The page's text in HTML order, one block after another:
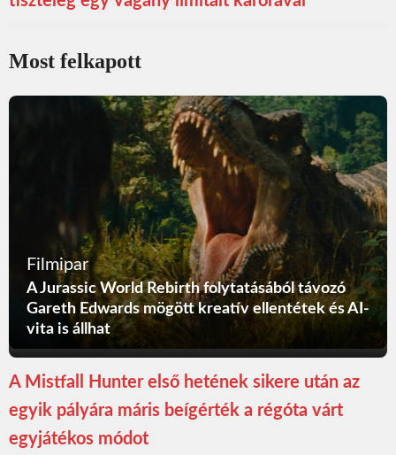
Most felkapott
Filmipar
A Jurassic World Rebirth folytatásából távozó
Gareth Edwards mögött kreatív ellentétek és AI-
vita is állhat
A Mistfall Hunter első hetének sikere után az
egyik pályára máris beígérték a régóta várt
egyjátékos módot